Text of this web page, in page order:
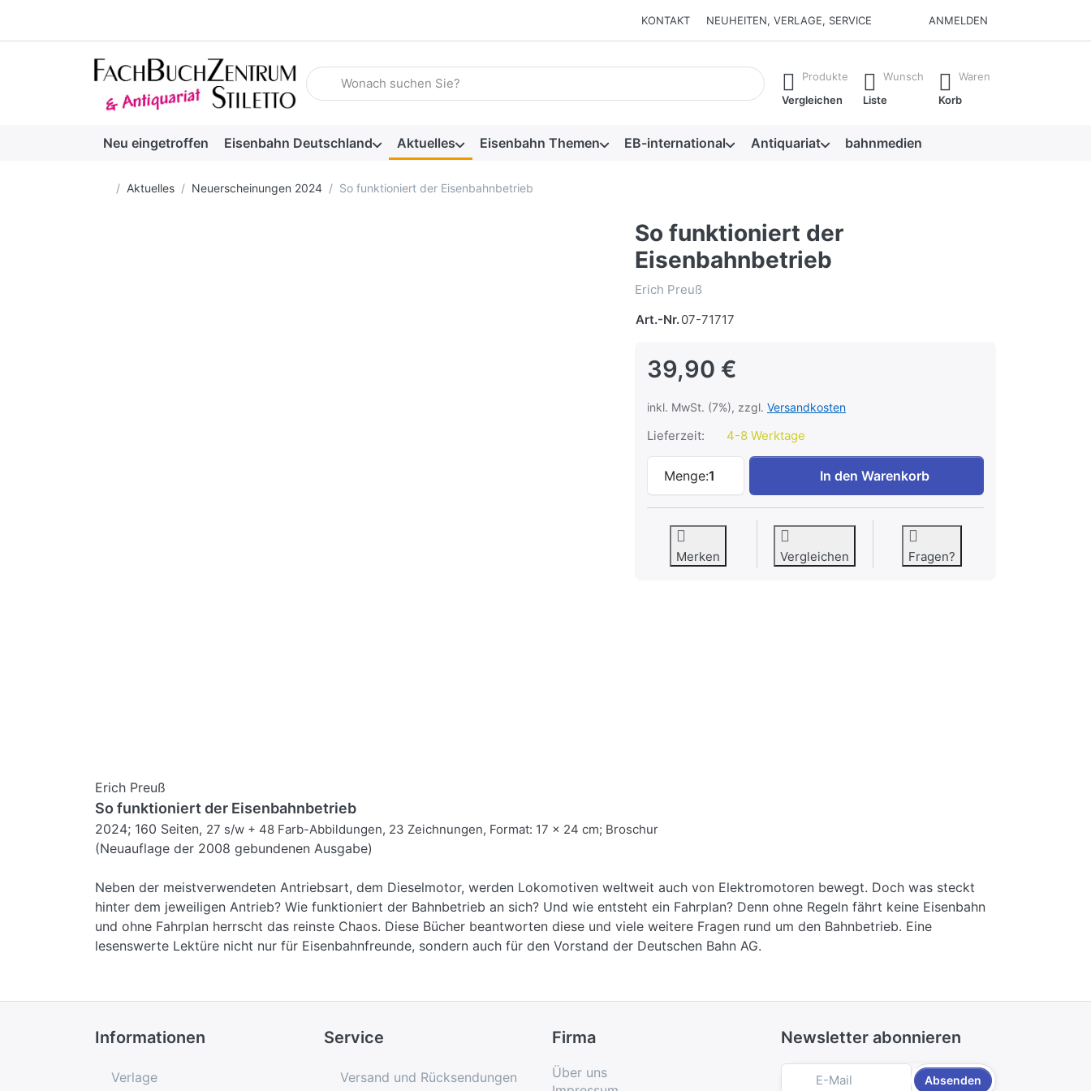
KONTAKT NEUHEITEN, VERLAGE, SERVICE ANMELDEN
Geben Sie einen Suchbegriff ein. Während Sie tippen, erscheinen automatisch erste Ergebnisse. Drücken Sie die Eingabetaste, um alle
Produkte
Vergleichen
Wunsch
Liste
Waren
Korb
Neu eingetroffen Eisenbahn Deutschland Aktuelles Eisenbahn Themen EB-international Antiquariat bahnmedien
Startseite
Aktuelles Neuerscheinungen 2024 So funktioniert der Eisenbahnbetrieb
So funktioniert der
Eisenbahnbetrieb
Erich Preuß
Art.-Nr.07-71717
39,90 €
inkl. MwSt. (7%), zzgl. Versandkosten
Lieferzeit: 4-8 Werktage
Menge:1
So funktioniert der Eisenbahnbetrieb zu 39,90 €, Menge 1.
In den Warenkorb
Merken Vergleichen Fragen?
Erich Preuß
So funktioniert der Eisenbahnbetrieb
2024; 160 Seiten, 27 s/w + 48 Farb-Abbildungen, 23 Zeichnungen, Format: 17 x 24 cm; Broschur
(Neuauflage der 2008 gebundenen Ausgabe)
Neben der meistverwendeten Antriebsart, dem Dieselmotor, werden Lokomotiven weltweit auch von Elektromotoren bewegt. Doch was steckt
hinter dem jeweiligen Antrieb? Wie funktioniert der Bahnbetrieb an sich? Und wie entsteht ein Fahrplan? Denn ohne Regeln fährt keine Eisenbahn
und ohne Fahrplan herrscht das reinste Chaos. Diese Bücher beantworten diese und viele weitere Fragen rund um den Bahnbetrieb. Eine
lesenswerte Lektüre nicht nur für Eisenbahnfreunde, sondern auch für den Vorstand der Deutschen Bahn AG.
Informationen
Verlage
Service
Versand und Rücksendungen
Firma
Über uns
Newsletter abonnieren
Absenden